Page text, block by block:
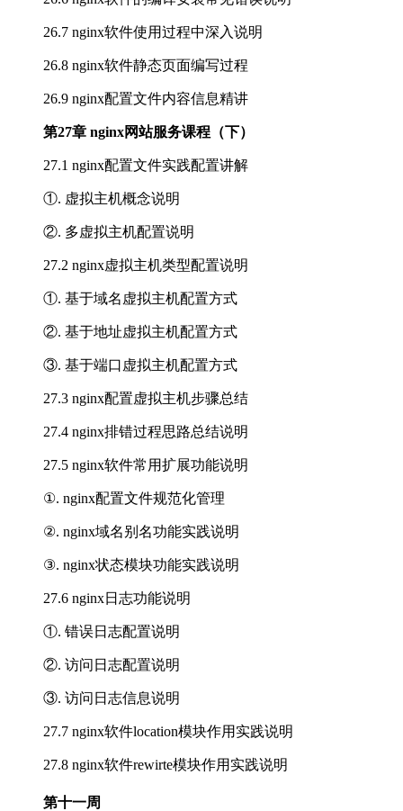
26.7 nginx软件使用过程中深入说明
26.8 nginx软件静态页面编写过程
26.9 nginx配置文件内容信息精讲
第27章 nginx网站服务课程（下）
27.1 nginx配置文件实践配置讲解
①. 虚拟主机概念说明
②. 多虚拟主机配置说明
27.2 nginx虚拟主机类型配置说明
①. 基于域名虚拟主机配置方式
②. 基于地址虚拟主机配置方式
③. 基于端口虚拟主机配置方式
27.3 nginx配置虚拟主机步骤总结
27.4 nginx排错过程思路总结说明
27.5 nginx软件常用扩展功能说明
①. nginx配置文件规范化管理
②. nginx域名别名功能实践说明
③. nginx状态模块功能实践说明
27.6 nginx日志功能说明
①. 错误日志配置说明
②. 访问日志配置说明
③. 访问日志信息说明
27.7 nginx软件location模块作用实践说明
27.8 nginx软件rewirte模块作用实践说明
第十一周